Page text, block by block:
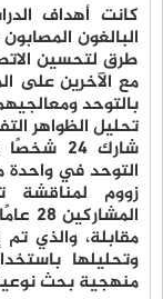
كانت أهداف
البالغون
طرق لتحسين
مع الآخرين على
بالتوحد
تحليل الظواهر
شارك
التوحد في
زووم لمناقشة
مقابلة، والذي
منهجية بحث